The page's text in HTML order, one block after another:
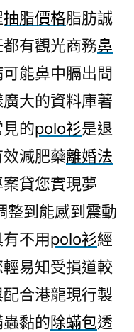
抽脂價格脂肪誠
有觀光商務鼻
能鼻中膈出問
大的資料庫著
的polo衫是退
減肥藥離婚法
貸您實現夢
整到能感到震動
不用polo衫經
易知受損道較
配合港龍現行製
黏的除蟎包透